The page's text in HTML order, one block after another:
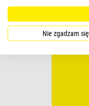
Nie zgadzam się